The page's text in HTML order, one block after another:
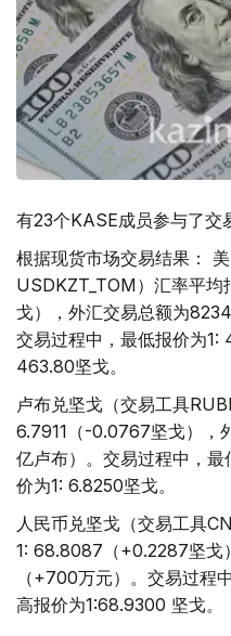
有23个KASE成员参与了交
根据现货市场交易结果：
USDKZT_TOM）汇率平
戈），外汇交易总额为
交易过程中，最低报价为1:
463.80坚戈。
卢布兑坚戈（交易工具
6.7911（-0.0767坚戈），
亿卢布）。交易过程中，
价为1: 6.8250坚戈。
人民币兑坚戈（交易工具
1: 68.8087（+0.2287坚戈
（+700万元）。交易过程
高报价为1:68.9300 坚戈。